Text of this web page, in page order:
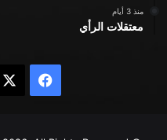
منذ 3 أيام
معتقلات الرأي
فيسبوك